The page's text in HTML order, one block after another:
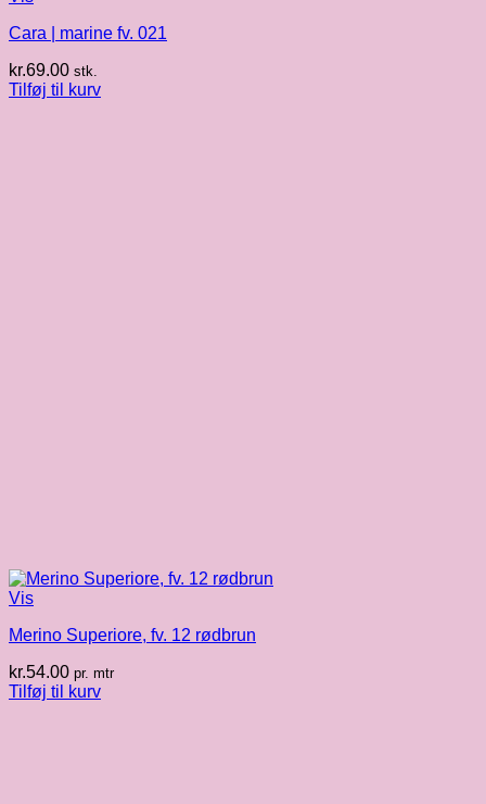
Cara | marine fv. 021
kr.69.00 stk.
Tilføj til kurv
Vis
Merino Superiore, fv. 12 rødbrun
kr.54.00 pr. mtr
Tilføj til kurv